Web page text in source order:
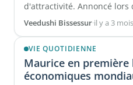
d'attractivité. Annoncé lors
du 10 avril ...
Veedushi Bissessur·il y a 3 mois
VIE QUOTIDIENNE
Maurice en première
économiques